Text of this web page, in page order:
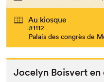
Au kiosque
#1112
Palais des congrès de
Joce­lyn Boisvert en